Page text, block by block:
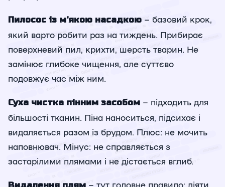
Пилосос із м'якою насадкою – базовий крок,
який варто робити раз на тиждень. Прибирає
поверхневий пил, крихти, шерсть тварин. Не
замінює глибоке чищення, але суттєво
подовжує час між ним.
Суха чистка пінним засобом – підходить для
більшості тканин. Піна наноситься, підсихає і
видаляється разом із брудом. Плюс: не мочить
наповнювач. Мінус: не справляється з
застарілими плямами і не дістається вглиб.
– тут головне правило: діяти